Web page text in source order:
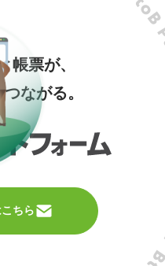
帳票が、
ながる。
ちら